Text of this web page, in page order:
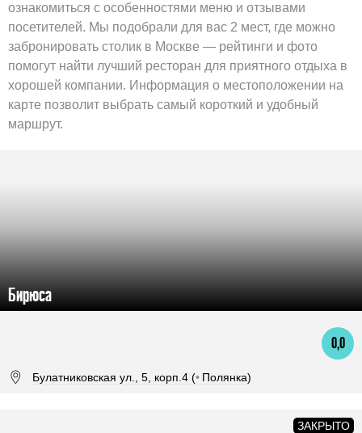
ознакомиться с особенностями меню и отзывами
посетителей. Мы подобрали для вас 2 мест, где можно
забронировать столик в Москве — рейтинги и фото
помогут найти лучший ресторан для приятного отдыха в
хорошей компании. Информация о местоположении на
карте позволит выбрать самый короткий и удобный
маршрут.
Бирюса
0,0
Булатниковская ул., 5, корп.4 (• Полянка)